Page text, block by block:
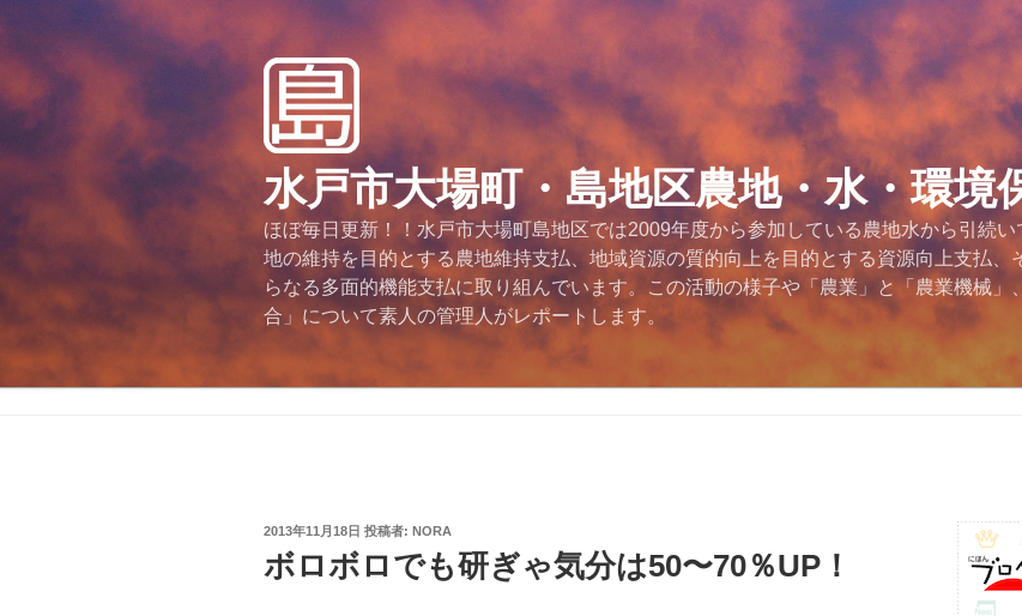
ン
へ
キ
水戸市大場町・島地区農地・水・環境
ほぼ毎日更新！！水戸市大場町島地区では2009年度から参加している農地水から引続
地の維持を目的とする農地維持支払、地域資源の質的向上を目的とする資源向上支払
らなる多面的機能支払に取り組んでいます。この活動の様子や「農業」と「農業機械」
合」について素人の管理人がレポートします。
投
日:
2013年11月18日 投稿者: NORA
ボロボロでも研ぎゃ気分は50〜70％UP！